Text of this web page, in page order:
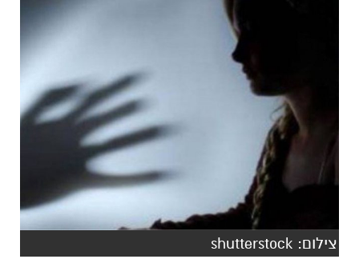
צילום: shutterstock